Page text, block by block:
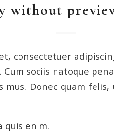
without
consectetuer
Cum sociis natoque
mus. Donec quam
quis enim.